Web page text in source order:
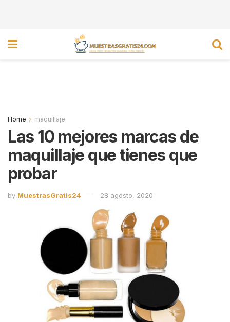
Home maquillaje
Las 10 mejores marcas de
maquillaje que tienes que
probar
by MuestrasGratis24 28 agosto, 2020